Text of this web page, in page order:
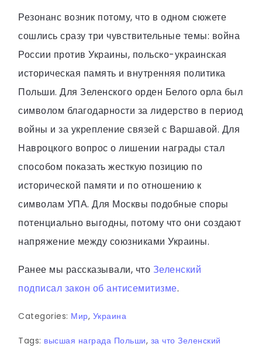
Резонанс возник потому, что в одном сюжете
сошлись сразу три чувствительные темы: война
России против Украины, польско-украинская
историческая память и внутренняя политика
Польши. Для Зеленского орден Белого орла был
символом благодарности за лидерство в период
войны и за укрепление связей с Варшавой. Для
Навроцкого вопрос о лишении награды стал
способом показать жесткую позицию по
исторической памяти и по отношению к
символам УПА. Для Москвы подобные споры
потенциально выгодны, потому что они создают
напряжение между союзниками Украины.
Ранее мы рассказывали, что Зеленский
подписал закон об антисемитизме.
Categories: Мир, Украина
Tags: высшая награда Польши, за что Зеленский